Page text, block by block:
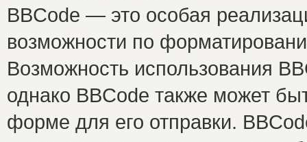
BBCode — это особая
возможности по
Возможность использования
однако BBCode также может
форме для его отправки.